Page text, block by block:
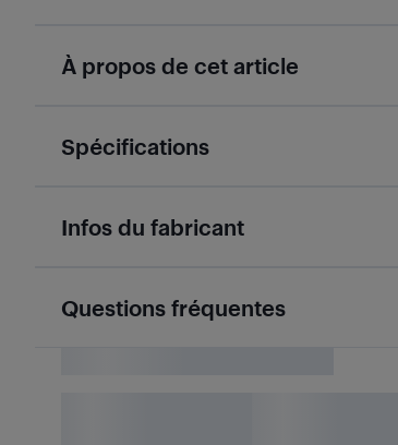
À propos de cet article
Spécifications
Infos du fabricant
Questions fréquentes